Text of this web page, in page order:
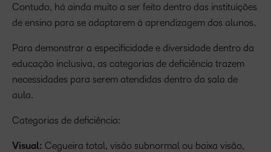
Contudo, há ainda muito a ser feito dentro das instituições
de ensino para se adaptarem à aprendizagem dos alunos.
Para demonstrar a especificidade e diversidade dentro da
educação inclusiva, as categorias de deficiência trazem
necessidades para serem atendidas dentro da sala de
aula.
Categorias de deficiência:
Visual: Cegueira total, visão subnormal ou baixa visão,